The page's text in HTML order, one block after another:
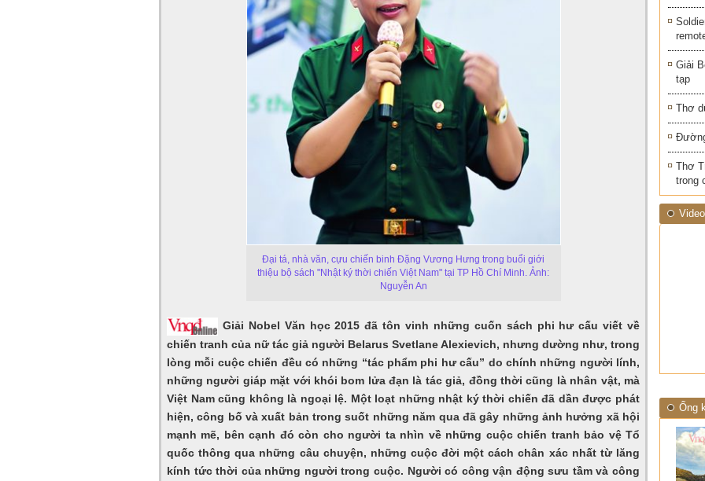
Đại tá, nhà văn, cựu chiến binh Đặng Vương Hưng trong buổi giới
thiệu bộ sách "Nhật ký thời chiến Việt Nam" tại TP Hồ Chí Minh. Ảnh:
Nguyễn An
Giải Nobel Văn học 2015 đã tôn vinh những cuốn sách phi hư cấu viết về
chiến tranh của nữ tác giả người Belarus Svetlane Alexievich, nhưng dường như, trong
lòng mỗi cuộc chiến đều có những “tác phẩm phi hư cấu” do chính những người lính,
những người giáp mặt với khói bom lửa đạn là tác giả, đồng thời cũng là nhân vật, mà
Việt Nam cũng không là ngoại lệ. Một loạt những nhật ký thời chiến đã dần được phát
hiện, công bố và xuất bản trong suốt những năm qua đã gây những ảnh hưởng xã hội
mạnh mẽ, bên cạnh đó còn cho người ta nhìn về những cuộc chiến tranh bảo vệ Tổ
quốc thông qua những câu chuyện, những cuộc đời một cách chân xác nhất từ lăng
kính tức thời của những người trong cuộc. Người có công vận động sưu tầm và công
Giải
tạp
Thơ
Thơ
trong
Video
Ống